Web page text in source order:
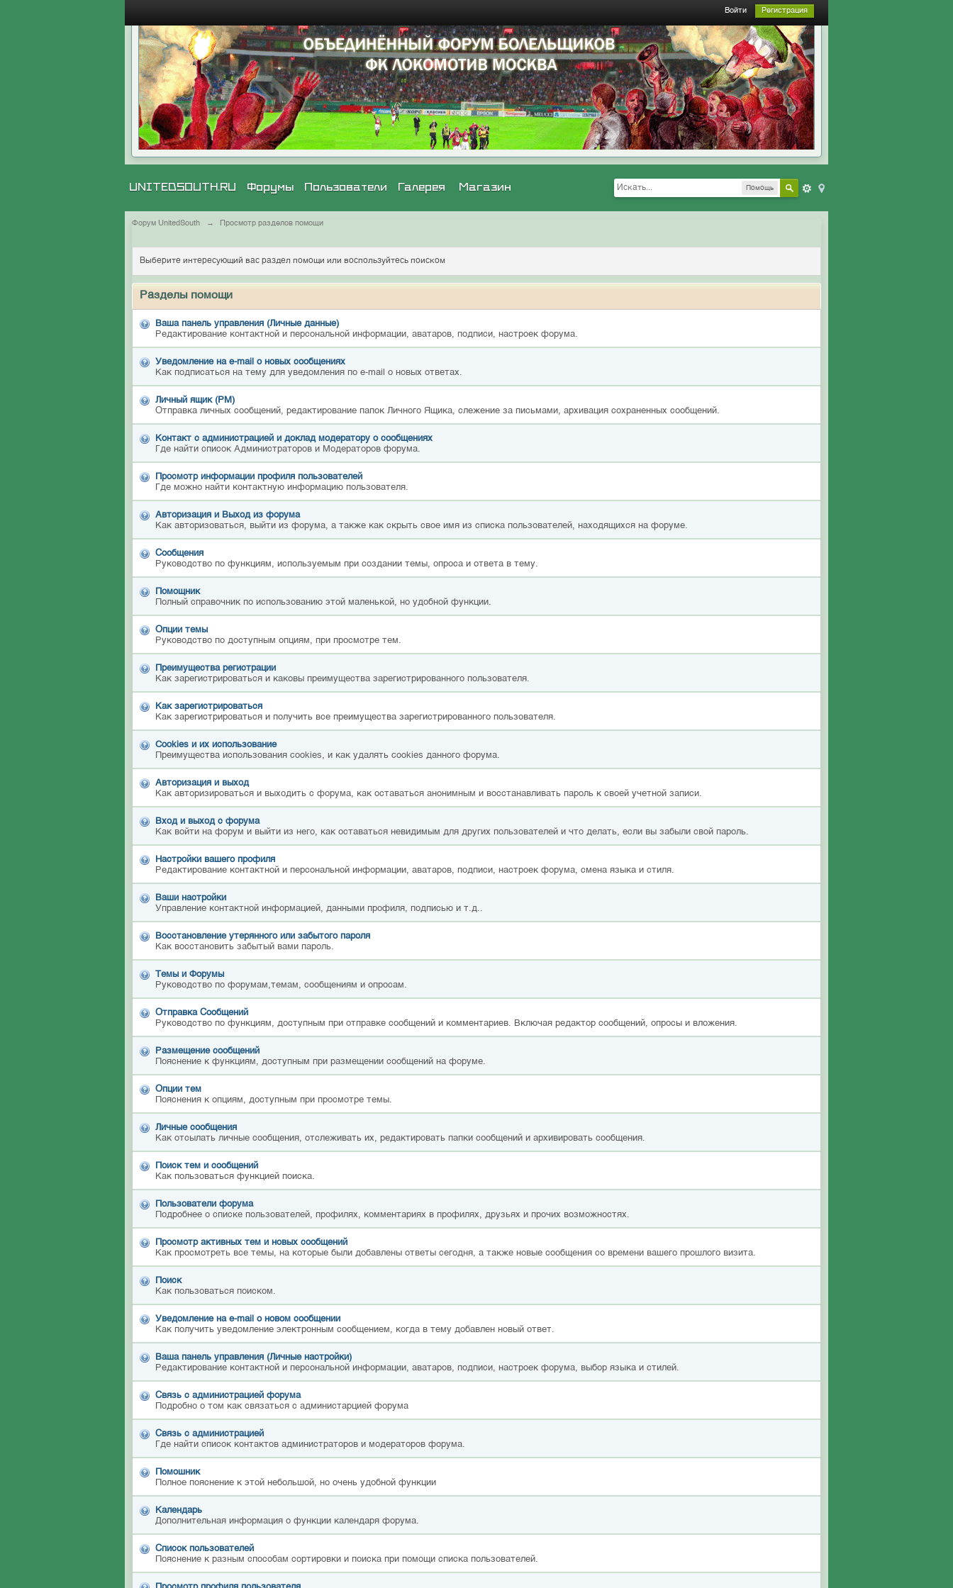
Войти Регистрация
Помощь
UNITEDSOUTH.RU Галерея Магазин
Форумы Пользователи
Форум UnitedSouth → Просмотр разделов помощи
Выберите интересующий вас раздел помощи или воспользуйтесь поиском
Разделы помощи
Ваша панель управления (Личные данные)
Редактирование контактной и персональной информации, аватаров, подписи, настроек форума.
Уведомление на e-mail о новых сообщениях
Как подписаться на тему для уведомления по e-mail о новых ответах.
Личный ящик (PM)
Отправка личных сообщений, редактирование папок Личного Ящика, слежение за письмами, архивация сохраненных сообщений.
Контакт с администрацией и доклад модератору о сообщениях
Где найти список Администраторов и Модераторов форума.
Просмотр информации профиля пользователей
Где можно найти контактную информацию пользователя.
Авторизация и Выход из форума
Как авторизоваться, выйти из форума, а также как скрыть свое имя из списка пользователей, находящихся на форуме.
Сообщения
Руководство по функциям, используемым при создании темы, опроса и ответа в тему.
Помощник
Полный справочник по использованию этой маленькой, но удобной функции.
Опции темы
Руководство по доступным опциям, при просмотре тем.
Преимущества регистрации
Как зарегистрироваться и каковы преимущества зарегистрированного пользователя.
Как зарегистрироваться
Как зарегистрироваться и получить все преимущества зарегистрированного пользователя.
Cookies и их использование
Преимущества использования cookies, и как удалять cookies данного форума.
Авторизация и выход
Как авторизироваться и выходить с форума, как оставаться анонимным и восстанавливать пароль к своей учетной записи.
Вход и выход с форума
Как войти на форум и выйти из него, как оставаться невидимым для других пользователей и что делать, если вы забыли свой пароль.
Настройки вашего профиля
Редактирование контактной и персональной информации, аватаров, подписи, настроек форума, смена языка и стиля.
Ваши настройки
Управление контактной информацией, данными профиля, подписью и т.д..
Восстановление утерянного или забытого пароля
Как восстановить забытый вами пароль.
Темы и Форумы
Руководство по форумам,темам, сообщениям и опросам.
Отправка Сообщений
Руководство по функциям, доступным при отправке сообщений и комментариев. Включая редактор сообщений, опросы и вложения.
Размещение сообщений
Пояснение к функциям, доступным при размещении сообщений на форуме.
Опции тем
Пояснения к опциям, доступным при просмотре темы.
Личные сообщения
Как отсылать личные сообщения, отслеживать их, редактировать папки сообщений и архивировать сообщения.
Поиск тем и сообщений
Как пользоваться функцией поиска.
Пользователи форума
Подробнее о списке пользователей, профилях, комментариях в профилях, друзьях и прочих возможностях.
Просмотр активных тем и новых сообщений
Как просмотреть все темы, на которые были добавлены ответы сегодня, а также новые сообщения со времени вашего прошлого визита.
Поиск
Как пользоваться поиском.
Уведомление на е-mail о новом сообщении
Как получить уведомление электронным сообщением, когда в тему добавлен новый ответ.
Ваша панель управления (Личные настройки)
Редактирование контактной и персональной информации, аватаров, подписи, настроек форума, выбор языка и стилей.
Связь с администрацией форума
Подробно о том как связаться с администарцией форума
Связь с администрацией
Где найти список контактов администраторов и модераторов форума.
Помошник
Полное пояснение к этой небольшой, но очень удобной функции
Календарь
Дополнительная информация о функции календаря форума.
Список пользователей
Пояснение к разным способам сортировки и поиска при помощи списка пользователей.